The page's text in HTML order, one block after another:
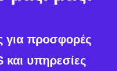
για προσφορές
και υπηρεσίες